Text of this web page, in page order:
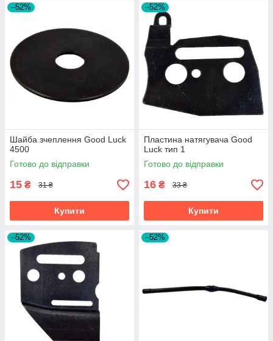
–52%
Шайба зчеплення Good Luck
4500
Готово до відправки
15 ₴ 31 ₴
Купити
–52%
Пластина натягувача Good
Luck тип 1
Готово до відправки
16 ₴ 33 ₴
Купити
–52% –52%